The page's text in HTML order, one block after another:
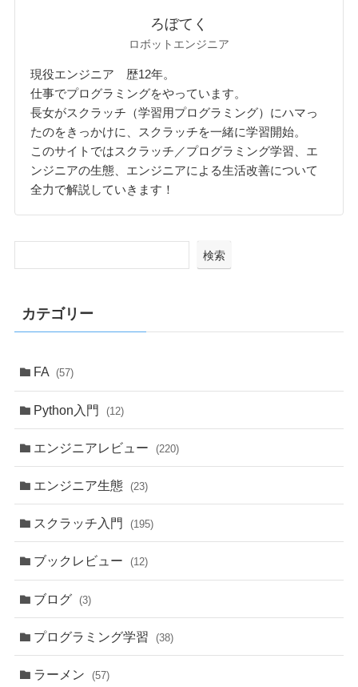
ろぼてく
ロボットエンジニア
現役エンジニア 歴12年。
仕事でプログラミングをやっています。
長女がスクラッチ（学習用プログラミング）にハマっ
たのをきっかけに、スクラッチを一緒に学習開始。
このサイトではスクラッチ／プログラミング学習、エ
ンジニアの生態、エンジニアによる生活改善について
全力で解説していきます！
検索
カテゴリー
FA (57)
Python入門 (12)
エンジニアレビュー (220)
エンジニア生態 (23)
スクラッチ入門 (195)
ブックレビュー (12)
ブログ (3)
プログラミング学習 (38)
ラーメン (57)